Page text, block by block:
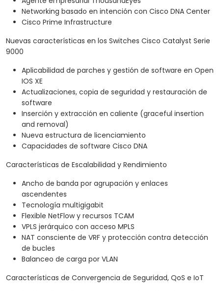
Networking basado en intención con Cisco DNA Center
Cisco Prime Infrastructure
Nuevas características en los Switches Cisco Catalyst Serie
9000
Aplicabilidad de parches y gestión de software en Open
IOS XE
Actualizaciones, copia de seguridad y restauración de
software
Inserción y extracción en caliente (graceful insertion
and removal)
Nueva estructura de licenciamiento
Capacidades de software Cisco DNA
Características de Escalabilidad y Rendimiento
Ancho de banda por agrupación y enlaces
ascendentes
Tecnología multigigabit
Flexible NetFlow y recursos TCAM
VPLS jerárquico con acceso MPLS
NAT consciente de VRF y protección contra detección
de bucles
Balanceo de carga por VLAN
Características de Convergencia de Seguridad, QoS e IoT